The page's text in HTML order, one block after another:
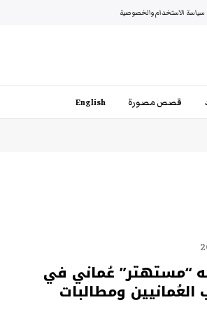
سياسة الاستخدام والخصوصية
قصص مصورة English
“مستهتر” عُماني في
ومطالبات